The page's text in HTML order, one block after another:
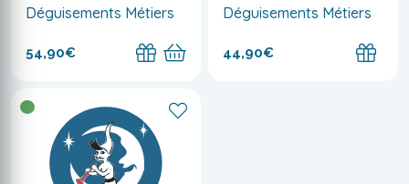
Déguisements Métiers
54,90€
Déguisements Métiers
44,90€